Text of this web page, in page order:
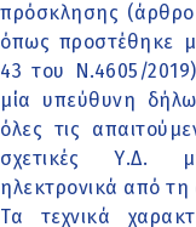
πρόσκλησης
όπως προστέθηκε
43 του Ν.4605/
μία υπεύθυνη
όλες τις
σχετικές Υ.Δ.
ηλεκτρονικά από
Τα τεχνικά